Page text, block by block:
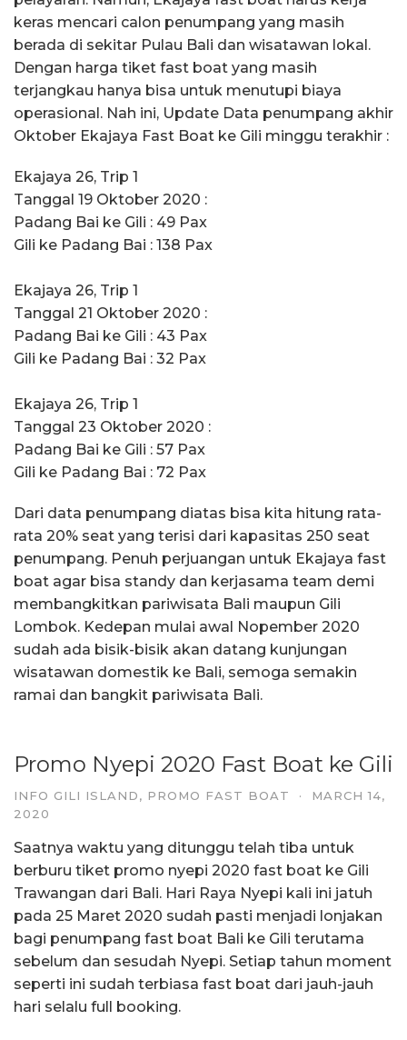
keras mencari calon penumpang yang masih
berada di sekitar Pulau Bali dan wisatawan lokal.
Dengan harga tiket fast boat yang masih
terjangkau hanya bisa untuk menutupi biaya
operasional. Nah ini, Update Data penumpang akhir
Oktober Ekajaya Fast Boat ke Gili minggu terakhir :
Ekajaya 26, Trip 1
Tanggal 19 Oktober 2020 :
Padang Bai ke Gili : 49 Pax
Gili ke Padang Bai : 138 Pax
Ekajaya 26, Trip 1
Tanggal 21 Oktober 2020 :
Padang Bai ke Gili : 43 Pax
Gili ke Padang Bai : 32 Pax
Ekajaya 26, Trip 1
Tanggal 23 Oktober 2020 :
Padang Bai ke Gili : 57 Pax
Gili ke Padang Bai : 72 Pax
Dari data penumpang diatas bisa kita hitung rata-
rata 20% seat yang terisi dari kapasitas 250 seat
penumpang. Penuh perjuangan untuk Ekajaya fast
boat agar bisa standy dan kerjasama team demi
membangkitkan pariwisata Bali maupun Gili
Lombok. Kedepan mulai awal Nopember 2020
sudah ada bisik-bisik akan datang kunjungan
wisatawan domestik ke Bali, semoga semakin
ramai dan bangkit pariwisata Bali.
Promo Nyepi 2020 Fast Boat ke Gili
INFO GILI ISLAND, PROMO FAST BOAT ·
MARCH 14,
2020
Saatnya waktu yang ditunggu telah tiba untuk
berburu tiket promo nyepi 2020 fast boat ke Gili
Trawangan dari Bali. Hari Raya Nyepi kali ini jatuh
pada 25 Maret 2020 sudah pasti menjadi lonjakan
bagi penumpang fast boat Bali ke Gili terutama
sebelum dan sesudah Nyepi. Setiap tahun moment
seperti ini sudah terbiasa fast boat dari jauh-jauh
hari selalu full booking.